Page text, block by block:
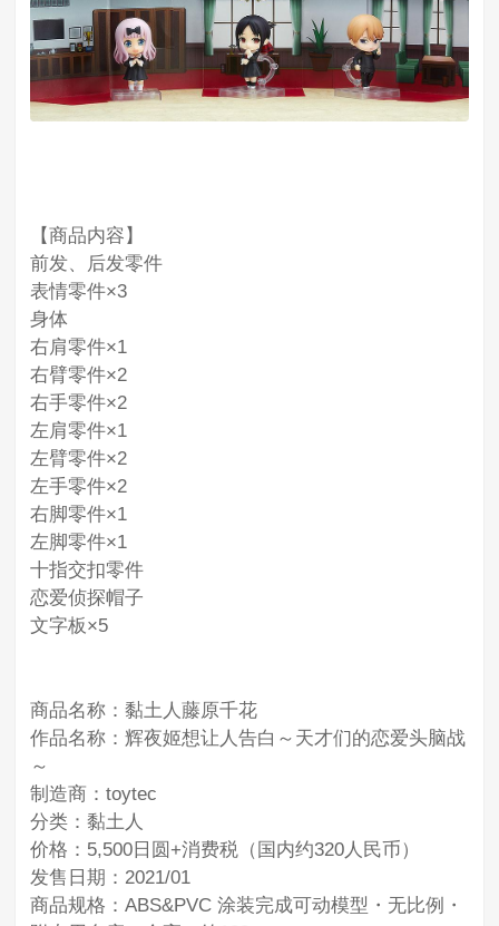
【商品内容】
前发、后发零件
表情零件×3
身体
右肩零件×1
右臂零件×2
右手零件×2
左肩零件×1
左臂零件×2
左手零件×2
右脚零件×1
左脚零件×1
十指交扣零件
恋爱侦探帽子
文字板×5
商品名称：黏土人藤原千花
作品名称：辉夜姬想让人告白～天才们的恋爱头脑战
～
制造商：toytec
分类：黏土人
价格：5,500日圆+消费税（国内约320人民币）
发售日期：2021/01
商品规格：ABS&PVC 涂装完成可动模型・无比例・